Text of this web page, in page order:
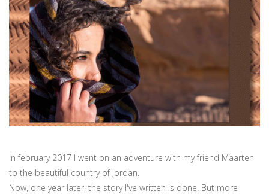
In february 2017 I went on an adventure with my friend Maarten
to the beautiful country of Jordan.
Now, one year later, the story I've written is done. But more